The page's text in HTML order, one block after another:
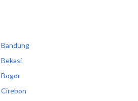
Bogor